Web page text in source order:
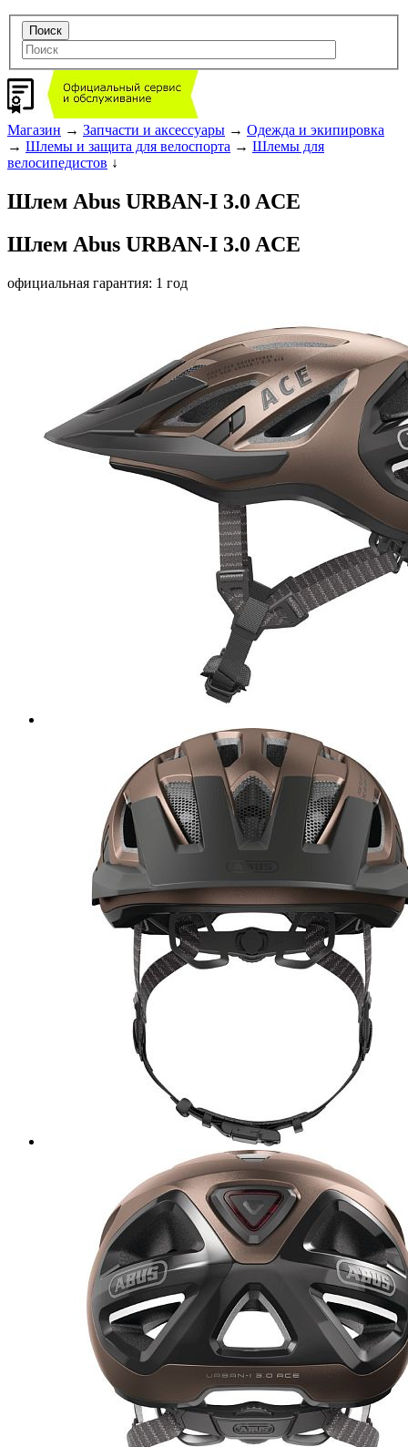
Магазин → Запчасти и аксессуары → Одежда и экипировка
→ Шлемы и защита для велоспорта → Шлемы для
велосипедистов ↓
Шлем Abus URBAN-I 3.0 ACE
Шлем Abus URBAN-I 3.0 ACE
официальная гарантия: 1 год